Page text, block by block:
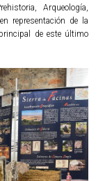
Arqueología,
representación de la
de este último